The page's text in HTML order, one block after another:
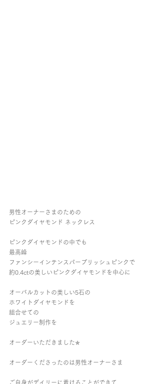
男性オーナーさまのための
ピンクダイヤモンド ネックレス
ピンクダイヤモンドの中でも
最高峰
ファンシーインテンスパープリッシュピンクで
約0.4ctの美しいピンクダイヤモンドを中心に
オーバルカットの美しい5石の
ホワイトダイヤモンドを
組合せての
ジュエリー制作を
オーダーいただきました✯
オーダーくださったのは男性オーナーさま
ご自身がデイリーに着けることができて